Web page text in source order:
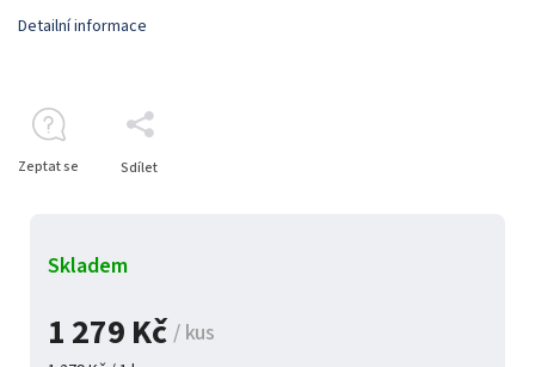
1 279 Kč/ kus
Skladem
Detailní informace
Zeptat se Sdílet